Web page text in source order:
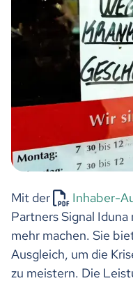
Mit der Inhaber-
Partners Signal Iduna
mehr machen. Sie
Ausgleich, um die
zu meistern. Die